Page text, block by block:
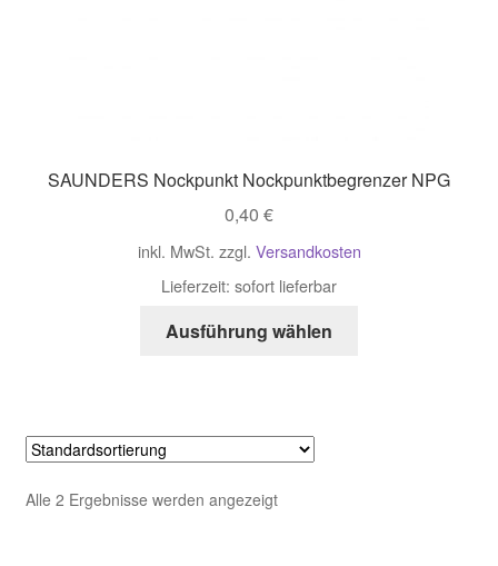
SAUNDERS Nockpunkt Nockpunktbegrenzer NPG
0,40 €
inkl. MwSt. zzgl. Versandkosten
Lieferzeit: sofort lieferbar
Ausführung wählen
Alle 2 Ergebnisse werden angezeigt